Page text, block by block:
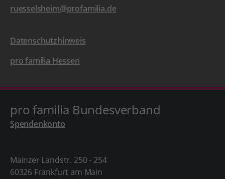
ruesselsheim@profamilia.de
Datenschutzhinweis
pro familia Hessen
pro familia Bundesverband
Spendenkonto
Mainzer Landstr. 250 - 254
60326 Frankfurt am Main